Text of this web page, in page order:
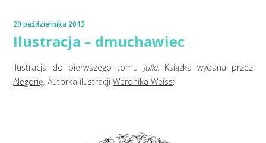
20 października 2013
Ilustracja – dmuchawiec
Ilustracja do pierwszego tomu Julki. Książka wydana przez
Alegorię. Autorka ilustracjiWeronika Weiss: